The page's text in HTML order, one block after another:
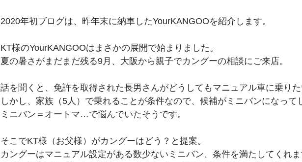
2020年初ブログは、昨年末に納車したYourKANGOOを紹介します。
KT様のYourKANGOOはまさかの展開で始まりました。
夏の暑さがまだまだ残る9月、大阪から親子でカングーの相談にご来店。
話を聞くと、免許を取得された長男さんがどうしてもマニュアル車に乗り
しかし、家族（5人）で乗れることが条件なので、候補がミニバンになって
ミニバン＝オートマ…で悩んでいたそうです。
そこでKT様（お父様）がカングーはどう？と提案。
カングーはマニュアル設定がある数少ないミニバン、条件を満たしてくれ